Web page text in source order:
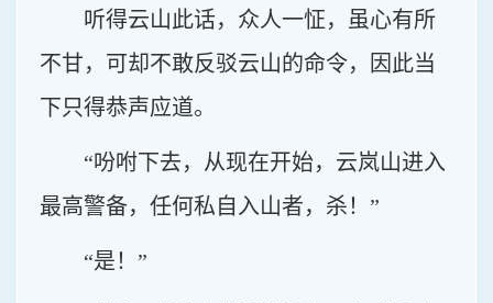
听得云山此话，众人一怔，虽心有所
不甘，可却不敢反驳云山的命令，因此当
下只得恭声应道。
“吩咐下去，从现在开始，云岚山进入
最高警备，任何私自入山者，杀！”
“是！”